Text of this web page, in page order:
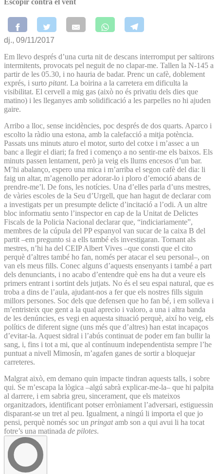
Escopir contra el vent
dj., 09/11/2017
Em llevo després d’una curta nit de descans interromput per saltirons
intermitents, provocats pel neguit de no clapar-me. Tallen la N-145 a
partir de les 05.30, i no hauria de badar. Prenc un cafè, doblement
exprés, i surto pitant. La boirina a la carretera em dificulta la
visibilitat. El cervell a mig gas (això no és privatiu dels dies que
matino) i les lleganyes amb solidificació a les parpelles no hi ajuden
gaire.
Arribo a lloc, sense incidències, poc després de dos quarts. Aparco i
escolto la ràdio una estona, amb la calefacció a mitja potència.
Passats uns minuts aturo el motor, surto del cotxe i m’assec a un
banc a llegir el diari; fa fred i començo a no sentir-me els baixos. Els
minuts passen lentament, però ja veig els llums encesos d’un bar.
M’hi abalanço, espero una mica i m’arriba el segon cafè del dia: li
faig un altar, m’agenollo per adorar-lo i ploro d’emoció abans de
prendre-me’l. De fons, les notícies. Una d’elles parla d’uns mestres,
de vàries escoles de la Seu d’Urgell, que han hagut de declarar com
a investigats per un presumpte delicte d’incitació a l’odi. A un altre
bloc informatiu sento l’inspector en cap de la Unitat de Delictes
Fiscals de la Policia Nacional declarar que, “indiciariamente”,
membres de la cúpula del PP espanyol van sucar de la caixa B del
partit –em pregunto si a ells també els investigaran. Tornant als
mestres, n’hi ha del CEIP Albert Vives –que consti que el cito
perquè d’altres també ho fan, només per atacar el seu personal–, on
van els meus fills. Conec alguns d’aquests ensenyants i també a part
dels denunciants, i no acabo d’entendre què ens ha dut a veure els
primers entrant i sortint dels jutjats. No és el seu espai natural, que es
troba a dins de l’aula, ajudant-nos a fer que els nostres fills siguin
millors persones. Soc dels que defensen que ho fan bé, i em solleva i
m’entristeix que gent a la qual aprecio i valoro, a una i altra banda
de les denúncies, es vegi en aquesta situació perquè, així ho veig, els
polítics de diferent signe (uns més que d’altres) han estat incapaços
d’evitar-la. Aquest sidral i l’abús continuat de poder em fan bullir la
sang, i, fins i tot a mi, que al contínuum independentista sempre l’he
puntuat a nivell Mimosín, m’agafen ganes de sortir a bloquejar
carreteres.
Malgrat això, em demano quin impacte tindran aquests talls, i sobre
qui. Se m’escapa la lògica –algú sabrà explicar-me-la– que hi palpita
al darrere, i em sabria greu, sincerament, que els mateixos
organitzadors, identificant potser erròniament l’adversari, estiguessin
disparant-se un tret al peu. Igualment, a ningú li importa el que jo
pensi, perquè només soc un pringatamb son a qui avui li ha tocat
fotre’s una matinada de pilotes.